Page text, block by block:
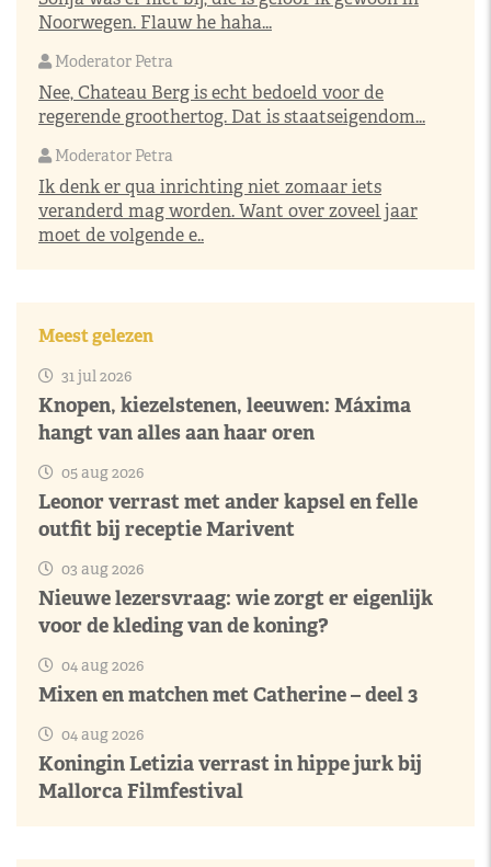
Noorwegen. Flauw he haha...
Moderator Petra
Nee, Chateau Berg is echt bedoeld voor de
regerende groothertog. Dat is staatseigendom...
Moderator Petra
Ik denk er qua inrichting niet zomaar iets
veranderd mag worden. Want over zoveel jaar
moet de volgende e..
Meest gelezen
31 jul 2026
Knopen, kiezelstenen, leeuwen: Máxima
hangt van alles aan haar oren
05 aug 2026
Leonor verrast met ander kapsel en felle
outfit bij receptie Marivent
03 aug 2026
Nieuwe lezersvraag: wie zorgt er eigenlijk
voor de kleding van de koning?
04 aug 2026
Mixen en matchen met Catherine – deel 3
04 aug 2026
Koningin Letizia verrast in hippe jurk bij
Mallorca Filmfestival